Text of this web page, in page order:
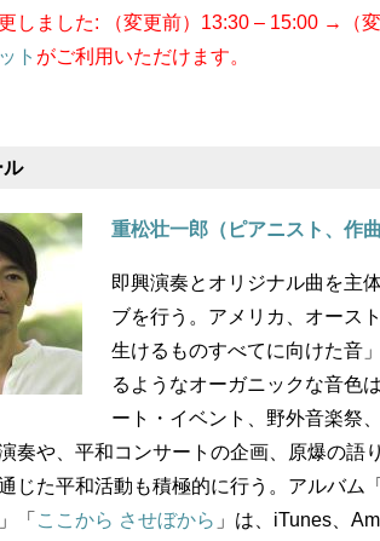
しました: （変更前）13:30 – 15:00 →（
ト がご利用いただけます。
ル
重松壮一郎（ピアニスト、作
即興演奏とオリジナル曲を主
ブを行う。アメリカ、オース
生けるものすべてに向けた音
るようなオーガニックな音色
ート・イベント、野外音楽祭
奏や、平和コンサートの企画、原爆の語
じた平和活動も積極的に行う。アルバム「
」「 ここから させぼから 」は、iTunes、